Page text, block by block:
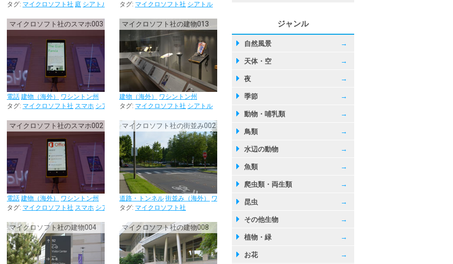
タグ: マイクロソフト社 庭 シアトル
タグ: マイクロソフト社 シアトル
マイクロソフト社のスマホ003
電話 建物（海外）
ワシントン州
タグ: マイクロソフト社 スマホ シアトル
マイクロソフト社の建物013
建物（海外）
ワシントン州
タグ: マイクロソフト社 シアトル
マイクロソフト社のスマホ002
電話 建物（海外）
ワシントン州
タグ: マイクロソフト社 スマホ シアトル
マイクロソフト社の街並み002
道路・トンネル 街並み（海外）
ワシントン州
タグ: マイクロソフト社
マイクロソフト社の建物004 マイクロソフト社の建物008
ジャンル
自然風景 →
天体・空 →
夜 →
季節 →
動物・哺乳類 →
鳥類 →
水辺の動物 →
魚類 →
爬虫類・両生類 →
昆虫 →
その他生物 →
植物・緑 →
お花 →